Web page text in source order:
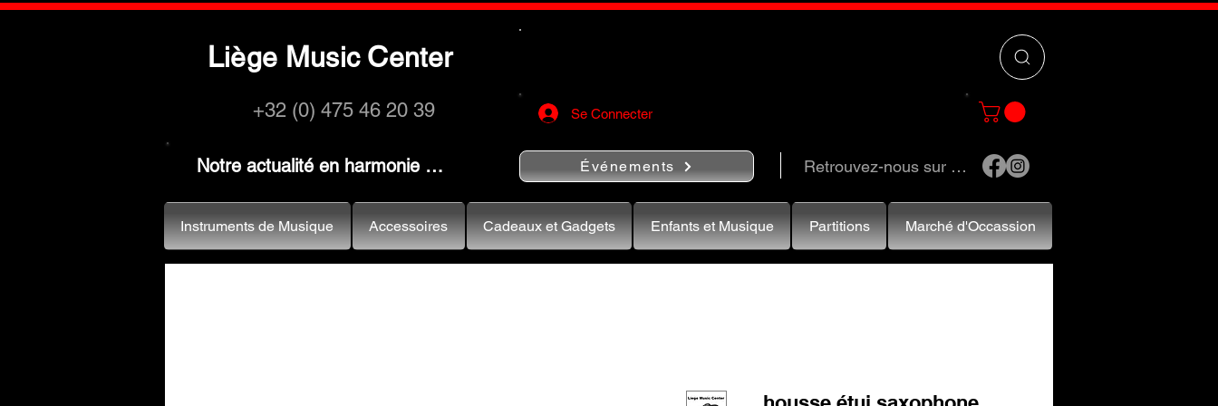
Liège Music Center
+32 (0) 475 46 20 39 Se Connecter
Notre actualité en harmonie … Événements Retrouvez-nous sur …
Instruments de Musique Accessoires Cadeaux et Gadgets Enfants et Musique Partitions Marché d'Occassion